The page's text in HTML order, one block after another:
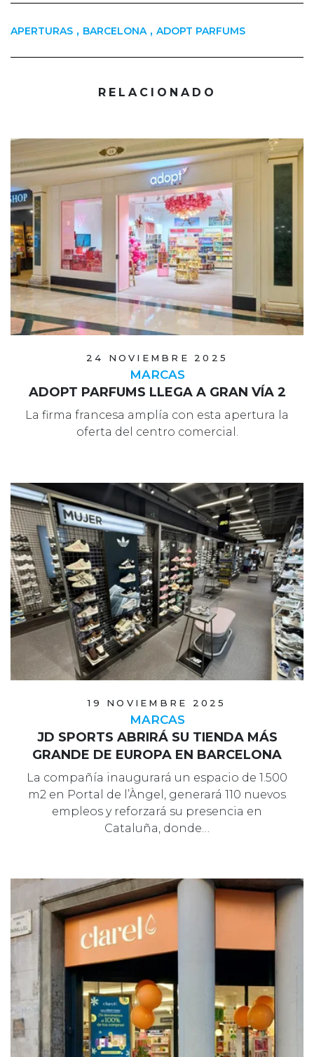
APERTURAS , BARCELONA , ADOPT PARFUMS
RELACIONADO
24 NOVIEMBRE 2025
MARCAS
ADOPT PARFUMS LLEGA A GRAN VÍA 2
La firma francesa amplía con esta apertura la
oferta del centro comercial.
19 NOVIEMBRE 2025
MARCAS
JD SPORTS ABRIRÁ SU TIENDA MÁS
GRANDE DE EUROPA EN BARCELONA
La compañía inaugurará un espacio de 1.500
m2 en Portal de l’Àngel, generará 110 nuevos
empleos y reforzará su presencia en
Cataluña, donde…